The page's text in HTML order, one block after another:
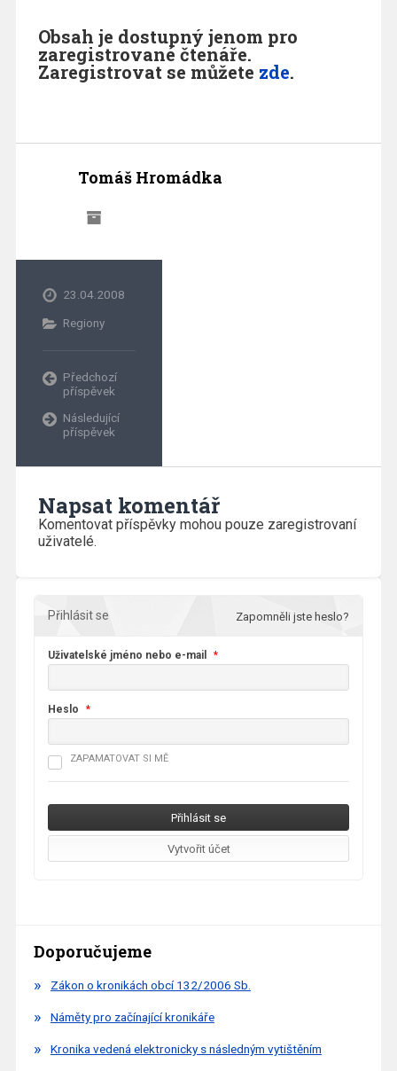
Obsah je dostupný jenom pro
zaregistrované čtenáře.
Zaregistrovat se můžete zde.
Tomáš Hromádka
23.04.2008
Regiony
Předchozí
příspěvek
Následující
příspěvek
Napsat komentář
Komentovat příspěvky mohou pouze zaregistrovaní
uživatelé.
Přihlásit se Zapomněli jste heslo?
Uživatelské jméno nebo e-mail *
Heslo *
ZAPAMATOVAT SI MĚ
Doporučujeme
Zákon o kronikách obcí 132/2006 Sb.
Náměty pro začínající kronikáře
Kronika vedená elektronicky s následným vytištěním